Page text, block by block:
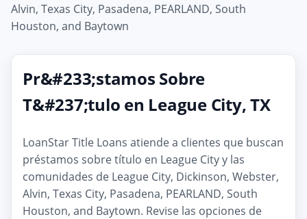
Alvin, Texas City, Pasadena, PEARLAND, South
Houston, and Baytown
Pr&#233;stamos Sobre
T&#237;tulo en League City, TX
LoanStar Title Loans atiende a clientes que buscan
préstamos sobre título en League City y las
comunidades de League City, Dickinson, Webster,
Alvin, Texas City, Pasadena, PEARLAND, South
Houston, and Baytown. Revise las opciones de